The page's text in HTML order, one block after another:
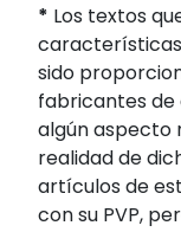
* Los textos
sido
fabricantes de
algún aspecto
realidad de
artículos de
con su PVP,